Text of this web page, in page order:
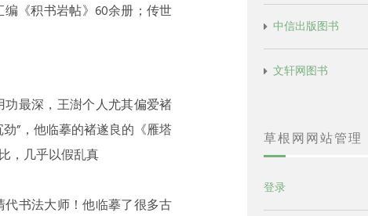
《积书岩帖》60余册；传世
最深，王澍个人尤其偏爱褚
”，他临摹的褚遂良的《雁塔
，几乎以假乱真
书法大师！他临摹了很多古
中信出版图书
文轩网图书
草根网网站管理
登录